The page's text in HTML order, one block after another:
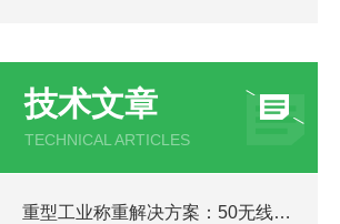
技术文章
TECHNICAL ARTICLES
重型工业称重解决方案：50无线耐高温吊钩秤在冶金、铸造行业的关键应用分析